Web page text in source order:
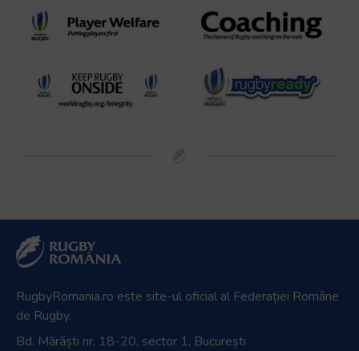
RugbyRomania.ro este site-ul oficial al Federației Române
de Rugby.
Bd. Mărăști nr. 18-20, sector 1, București